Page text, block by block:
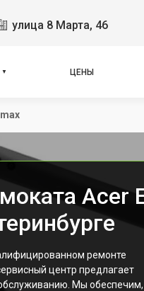
улица 8 Марта, 46
ЦЕНЫ
Acer
ремонте
центр предлагает
Мы обеспечим,